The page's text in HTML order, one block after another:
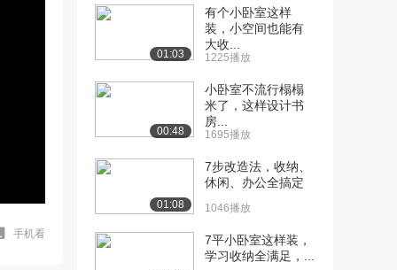
手机看
01:03
有个小卧室这样
装，小空间也能有
大收...
1225播放
00:48
小卧室不流行榻榻
米了，这样设计书
房...
1695播放
01:08
7步改造法，收纳、
休闲、办公全搞定
1046播放
7平小卧室这样装，
学习收纳全满足，...